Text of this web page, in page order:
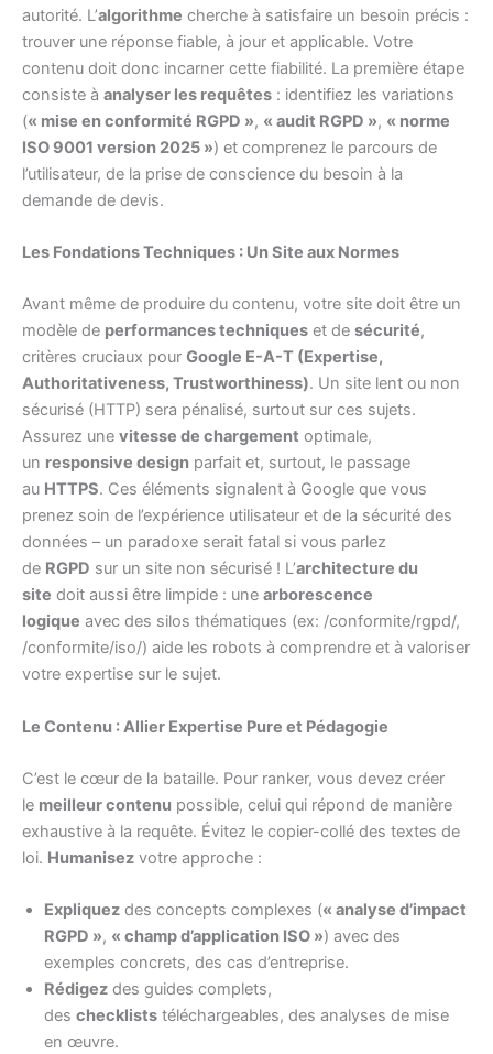
autorité. L’algorithme cherche à satisfaire un besoin précis :
trouver une réponse fiable, à jour et applicable. Votre
contenu doit donc incarner cette fiabilité. La première étape
consiste à analyser les requêtes : identifiez les variations
(« mise en conformité RGPD », « audit RGPD », « norme
ISO 9001 version 2025 ») et comprenez le parcours de
l’utilisateur, de la prise de conscience du besoin à la
demande de devis.
Les Fondations Techniques : Un Site aux Normes
Avant même de produire du contenu, votre site doit être un
modèle de performances techniques et de sécurité,
critères cruciaux pour Google E-A-T (Expertise,
Authoritativeness, Trustworthiness). Un site lent ou non
sécurisé (HTTP) sera pénalisé, surtout sur ces sujets.
Assurez une vitesse de chargement optimale,
un responsive design parfait et, surtout, le passage
au HTTPS. Ces éléments signalent à Google que vous
prenez soin de l’expérience utilisateur et de la sécurité des
données – un paradoxe serait fatal si vous parlez
de RGPD sur un site non sécurisé ! L’architecture du
site doit aussi être limpide : une arborescence
logique avec des silos thématiques (ex: /conformite/rgpd/,
/conformite/iso/) aide les robots à comprendre et à valoriser
votre expertise sur le sujet.
Le Contenu : Allier Expertise Pure et Pédagogie
C’est le cœur de la bataille. Pour ranker, vous devez créer
le meilleur contenu possible, celui qui répond de manière
exhaustive à la requête. Évitez le copier-collé des textes de
loi. Humanisez votre approche :
Expliquez des concepts complexes (« analyse d’impact
RGPD », « champ d’application ISO ») avec des
exemples concrets, des cas d’entreprise.
Rédigez des guides complets,
des checklists téléchargeables, des analyses de mise
en œuvre.